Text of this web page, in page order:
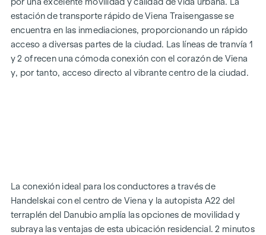
el medio ambiente, garantiza un clima interior acogedor. La
protección solar eléctrica exterior y el aire acondicionado en
los pisos de la última planta garantizan un ambiente
agradable, incluso en los días más calurosos.
EQUIPAMIENTOS
Sistema fotovoltaico en el tejado
Sistema de interfono digital y
tablón de anuncios mediante aplicación de teléfono móvil
Aplicación de gestión inteligente de la propiedad "puck
por una excelente movilidad y calidad de vida urbana. La
estación de transporte rápido de Viena Traisengasse se
encuentra en las inmediaciones, proporcionando un rápido
acceso a diversas partes de la ciudad. Las líneas de tranvía 1
y 2 ofrecen una cómoda conexión con el corazón de Viena
y, por tanto, acceso directo al vibrante centro de la ciudad.
La conexión ideal para los conductores a través de
Handelskai con el centro de Viena y la autopista A22 del
terraplén del Danubio amplía las opciones de movilidad y
subraya las ventajas de esta ubicación residencial. 2 minutos